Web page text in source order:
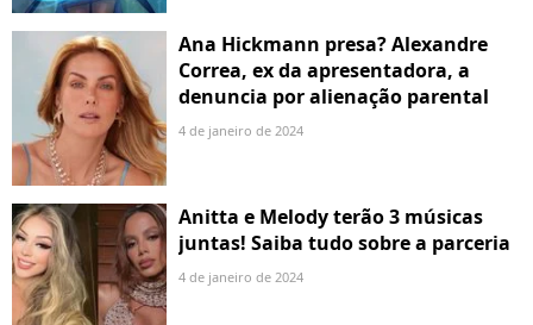
Ana Hickmann presa? Alexandre
Correa, ex da apresentadora, a
denuncia por alienação parental
4 de janeiro de 2024
Anitta e Melody terão 3 músicas
juntas! Saiba tudo sobre a parceria
4 de janeiro de 2024